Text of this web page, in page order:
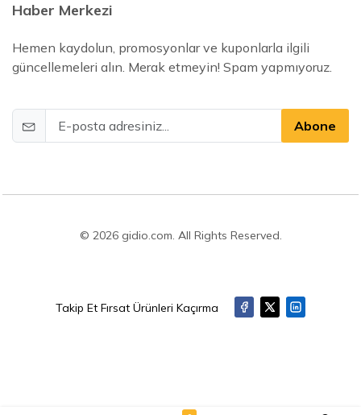
Haber Merkezi
Hemen kaydolun, promosyonlar ve kuponlarla ilgili
güncellemeleri alın. Merak etmeyin! Spam yapmıyoruz.
Abone
© 2026 gidio.com. All Rights Reserved.
Takip Et Fırsat Ürünleri Kaçırma